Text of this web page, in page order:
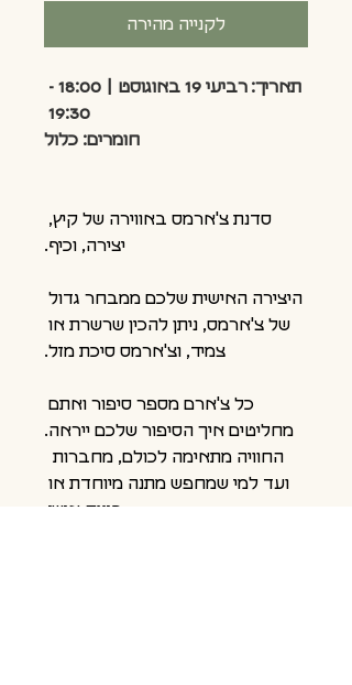
לקנייה מהירה
תאריך: רביעי 19 באוגוסט | 18:00 -
19:30
חומרים: כלול
סדנת צ'ארמס באווירה של קיץ,
יצירה, וכיף.
היצירה האישית שלכם ממבחר גדול
של צ'ארמס, ניתן להכין שרשרת או
צמיד, וצ'ארמס סיכת מזל.
כל צ'ארם מספר סיפור ואתם
מחליטים איך הסיפור שלכם ייראה.
החוויה מתאימה לכולם, מחברות
ועד למי שמחפש מתנה מיוחדת או
פינוק אישי.